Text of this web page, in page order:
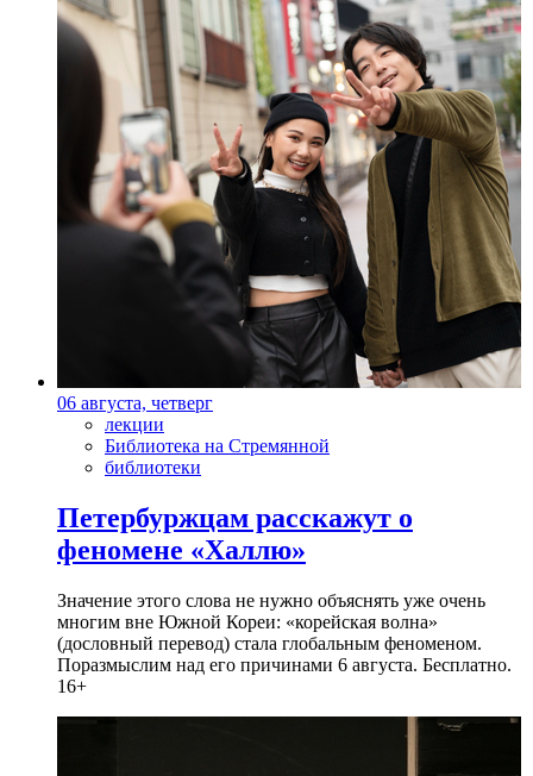
06 августа, четверг
лекции
Библиотека на Стремянной
библиотеки
Петербуржцам расскажут о
феномене «Халлю»
Значение этого слова не нужно объяснять уже очень
многим вне Южной Кореи: «корейская волна»
(дословный перевод) стала глобальным феноменом.
Поразмыслим над его причинами 6 августа. Бесплатно.
16+